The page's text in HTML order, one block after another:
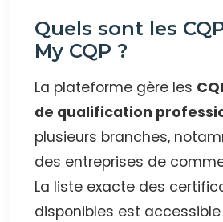
Quels sont les
My CQP ?
La plateforme gère les
de qualification
plusieurs branches,
des entreprises de
La liste exacte des
disponibles est